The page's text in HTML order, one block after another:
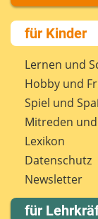
Über uns
Presse
Kontakt
Impressum
Internet-ABC
Länderprojekte
für Kinder
Lernen und
Hobby und
Spiel und
Mitreden
Lexikon
Datenschutz
Newsletter
für